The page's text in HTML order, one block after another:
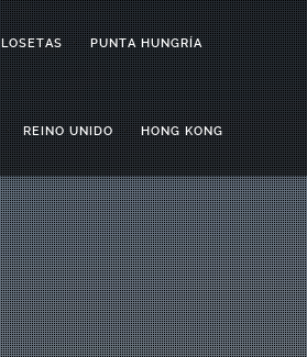
LOSETAS PUNTA HUNGRÍA
REINO UNIDO HONG KONG